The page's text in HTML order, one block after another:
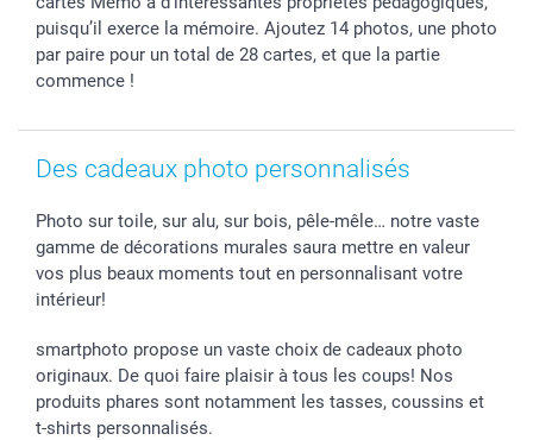
Tous les évènements
Statut de ma commande
smarfriends
smartgarantie
puisqu’il exerce la mémoire. Ajoutez 14 photos, une photo
par paire pour un total de 28 cartes, et que la partie
commence !
Des cadeaux photo personnalisés
Photo sur toile, sur alu, sur bois, pêle-mêle… notre vaste
gamme de décorations murales saura mettre en valeur
vos plus beaux moments tout en personnalisant votre
intérieur!
smartphoto propose un vaste choix de cadeaux photo
originaux. De quoi faire plaisir à tous les coups! Nos
produits phares sont notamment les tasses, coussins et
t-shirts personnalisés.